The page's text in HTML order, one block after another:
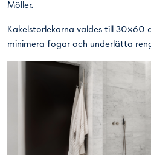
Möller.
Kakelstorlekarna valdes till
minimera fogar och underlätta